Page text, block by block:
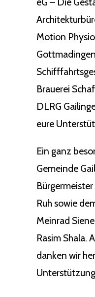
Motion
Brauerei
DLRG
eure
Ein ganz
Gemeinde
Bürgermeister
Ruh sowie
Meinrad
Rasim Shala.
danken wir